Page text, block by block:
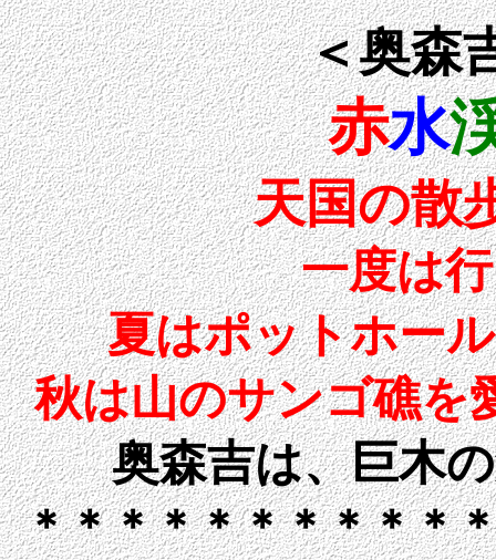
＜奥森
赤水
天国の散
一度は
夏はポットホー
秋は山のサンゴ礁を
奥森吉は、巨木
＊＊＊＊＊＊＊＊＊＊